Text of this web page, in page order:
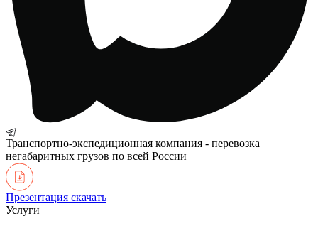
Транспортно-экспедиционная компания - перевозка
негабаритных грузов по всей России
Презентация скачать
Услуги